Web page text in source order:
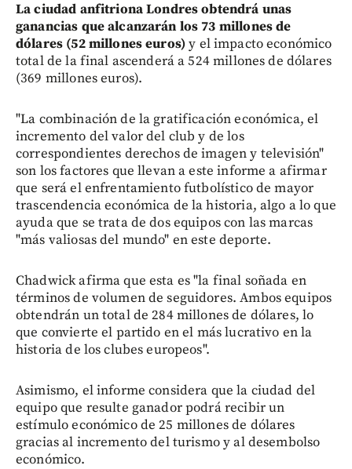
La ciudad anfitriona Londres obtendrá unas
ganancias que alcanzarán los 73 millones de
dólares (52 millones euros)y el impacto económico
total de la final ascenderá a 524 millones de dólares
(369 millones euros).
"La combinación de la gratificación económica, el
incremento del valor del club y de los
correspondientes derechos de imagen y televisión"
son los factores que llevan a este informe a afirmar
que será el enfrentamiento futbolístico de mayor
trascendencia económica de la historia, algo a lo que
ayuda que se trata de dos equipos con las marcas
"más valiosas del mundo" en este deporte.
Chadwick afirma que esta es "la final soñada en
términos de volumen de seguidores. Ambos equipos
obtendrán un total de 284 millones de dólares, lo
que convierte el partido en el más lucrativo en la
historia de los clubes europeos".
Asimismo, el informe considera que la ciudad del
equipo que resulte ganador podrá recibir un
estímulo económico de 25 millones de dólares
gracias al incremento del turismo y al desembolso
económico.